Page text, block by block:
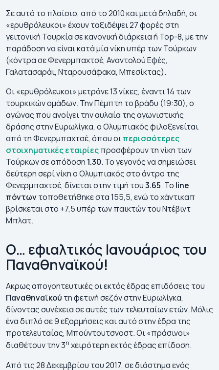
Σε αυτό το πλαίσιο, από το 2010 και μετά δηλαδή, οι
«ερυθρόλευκοι» έχουν ταξιδέψει 27 φορές στη
γειτονική Τουρκία σε κανονική διάρκεια ή Top-8, με την
παράδοση να είναι κατά μία νίκη υπέρ των Τούρκων
(κόντρα σε Φενερμπαχτσέ, Αναντολού Εφές,
Γαλατασαράι, Νταρουσάφακα, Μπεσίκτας).
Οι «ερυθρόλευκοι» μετράνε 13 νίκες, έναντι 14 των
τουρκικών ομάδων. Την Πέμπτη το βράδυ (19:30), ο
αγώνας που ανοίγει την αυλαία της αγωνιστικής
δράσης στην Ευρωλίγκα, ο Ολυμπιακός φιλοξενείται
από τη Φενερμπαχτσέ, όπου οιπερισσότερες
στοιχηματικές εταιρίεςπροσφέρουν τη νίκη των
Τούρκων σε απόδοση 1.30. Το γεγονός να σημειώσει
δεύτερη σερί νίκη ο Ολυμπιακός στο άντρο της
Φενερμπαχτσέ, δίνεται στην τιμή του3.65. Το line
πόντωντοποθετήθηκε στα 155,5, ενώ το χάντικαπ
βρίσκεται στο +7,5 υπέρ των παικτών του Ντέβιντ
Μπλατ.
Ο… εφιαλτικός Ιανουάριος του
Παναθηναϊκού!
Ακρως απογοητευτικές οι εκτός έδρας επιδόσεις του
Παναθηναϊκού τη φετινή σεζόν στην Ευρωλίγκα,
δίνοντας συνέχεια σε αυτές των τελευταίων ετών. Μόλις
ένα διπλό σε 9 εξορμήσεις και αυτό στην έδρα της
προτελευταίας, Μπούντουτσνοστ. Οι «πράσινοι»
διαθέτουν την 3η χειρότερη εκτός έδρας επίδοση.
Από τις 28 Δεκεμβρίου του 2017, σε διάστημα ενός